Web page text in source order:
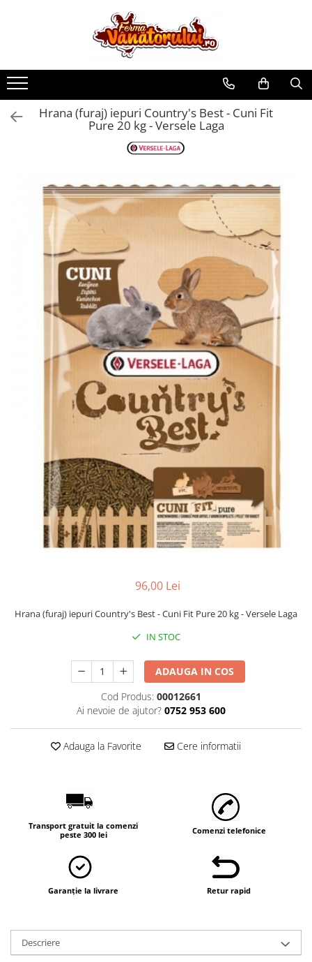
Toate Produsele
Iepuri
Hranitori
Adapatori
Hranitori
Adapatori
Incubatoare
Hrana (furaje)
Găini şi alte păsări
Adăpători
Cuști și țarcuri
Hrana (furaje)
Suplimente si produse de uz
veterinar
Adapatori
Accesorii
Suplimente si produse de uz
veterinar
Suplimente si produse de uz
veterinar
Hrana (furaje)
Suplimente si accesorii veterinare
Hrană (furaje)
Hrana (furaj) iepuri Country's Best - Cuni Fit
Pure 20 kg - Versele Laga
96,00 Lei
Hrana (furaj) iepuri Country's Best - Cuni Fit Pure 20 kg - Versele Laga
IN STOC
ADAUGA IN COS
Cod Produs: 00012661
Ai nevoie de ajutor? 0752 953 600
Adauga la Favorite Cere informatii
Transport gratuit la comenzi
peste 300 lei
Comenzi telefonice
Garanție la livrare Retur rapid
Descriere